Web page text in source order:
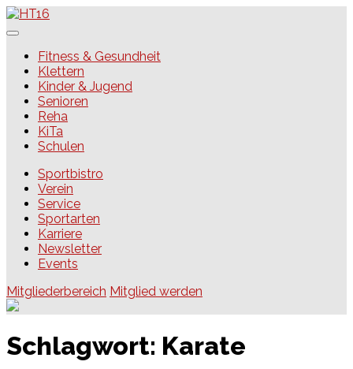
Skip
to
HT16Fitness & Gesundheit
Klettern
Kinder & Jugend
Senioren
Reha
KiTa
Schulen
Sportbistro
Verein
Service
Sportarten
Karriere
Newsletter
Events
Mitgliederbereich Mitglied werden
Schlagwort: Karate